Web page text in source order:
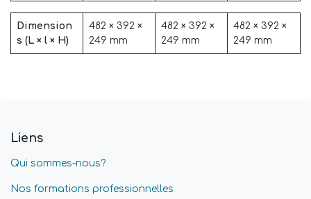
Dimension
s (L × l × H)
482 × 392 ×
249 mm
482 × 392 ×
249 mm
482 × 392 ×
249 mm
Liens
Qui sommes-nous?
Nos formations professionnelles